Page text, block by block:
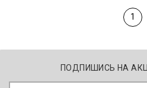
1
ПОДПИШИСЬ НА